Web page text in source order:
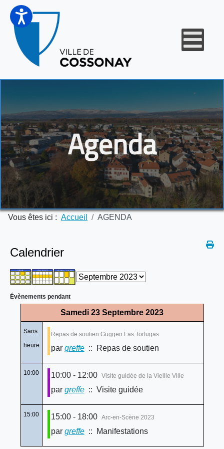
Agenda
Vous êtes ici : Accueil AGENDA
Calendrier
Évènements pendant
Samedi 23 Septembre 2023
Sans
heure
Repas de soutien Guggen Las Tortugas
par greffe:: Repas de soutien
10:00 10:00 - 12:00 Visite guidée de la Vieille Ville
par greffe:: Visite guidée
15:00 15:00 - 18:00 Arc-en-Scène 2023
par greffe:: Manifestations